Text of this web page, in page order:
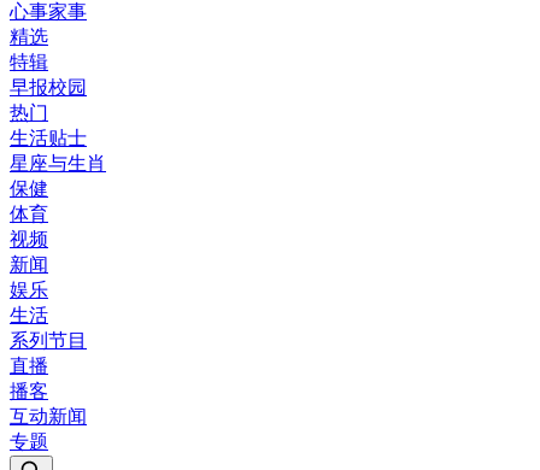
心事家事
精选
特辑
早报校园
热门
生活贴士
星座与生肖
保健
体育
视频
新闻
娱乐
生活
系列节目
直播
播客
互动新闻
专题